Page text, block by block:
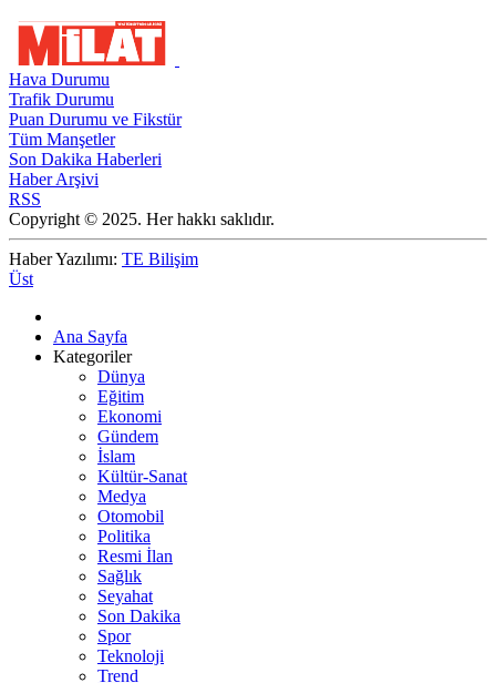
Hava Durumu
Trafik Durumu
Puan Durumu ve Fikstür
Tüm Manşetler
Son Dakika Haberleri
Haber Arşivi
RSS
Copyright © 2025. Her hakkı saklıdır.
Haber Yazılımı: TE Bilişim
Üst
Ana Sayfa
Kategoriler
Dünya
Eğitim
Ekonomi
Gündem
İslam
Kültür-Sanat
Medya
Otomobil
Politika
Resmi İlan
Sağlık
Seyahat
Son Dakika
Spor
Teknoloji
Trend